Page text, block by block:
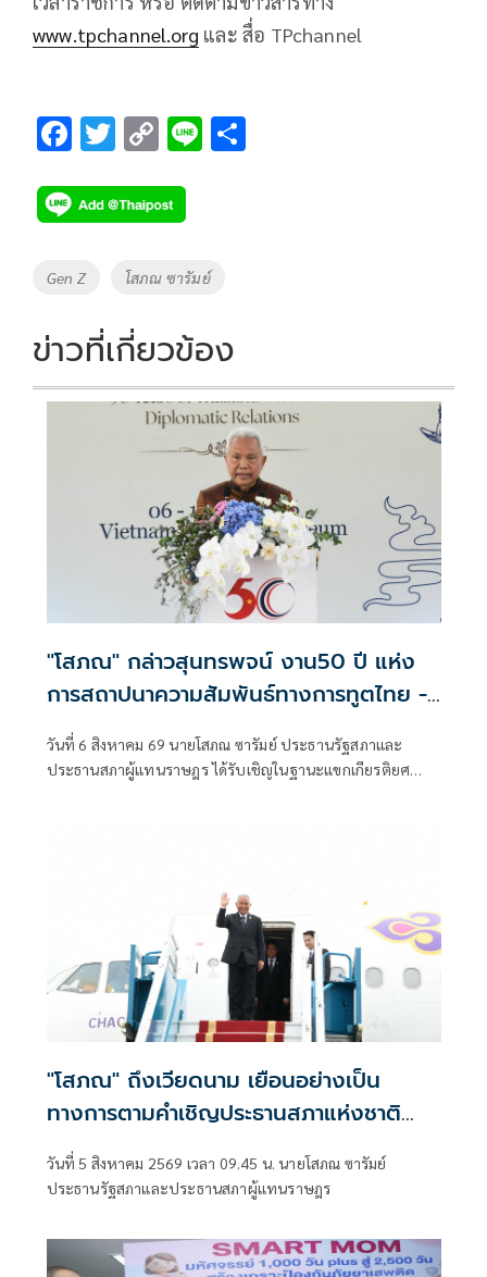
www.tpchannel.org และ สื่อ TPchannel
F
e
b
o
k
T
tt
er
C
p
y
Li
k
Li
Tags
Gen Z โสภณ ซารัมย์
ข่าวที่เกี่ยวข้อง
"โสภณ" กล่าวสุนทรพจน์ งาน50 ปี แห่ง
การสถาปนาความสัมพันธ์ทางการทูตไทย -
เวียดนาม เติบโตจากเพื่อนบ้านสู่หุ้นส่วนทาง
ยุทธศาสตร์รอบด้าน
วันที่ 6 สิงหาคม 69 นายโสภณ ซารัมย์ ประธานรัฐสภาและ
ประธานสภาผู้แทนราษฎร ได้รับเชิญในฐานะแขกเกียรติยศ
"โสภณ" ถึงเวียดนาม เยือนอย่างเป็น
ทางการตามคำเชิญประธานสภาแห่งชาติ
สัมพันธ์แน่นแฟ้น 50 ปี พร้อมเข้าเยี่ยม
คารวะ ประธานสภาแห่งชาติ เวียดนาม
วันที่ 5 สิงหาคม 2569 เวลา 09.45 น. นายโสภณ ซารัมย์
ประธานรัฐสภาและประธานสภาผู้แทนราษฎร